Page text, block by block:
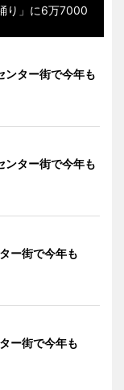
り」に6万7000
ンター街で今年も
ンター街で今年も
ー街で今年も
ー街で今年も